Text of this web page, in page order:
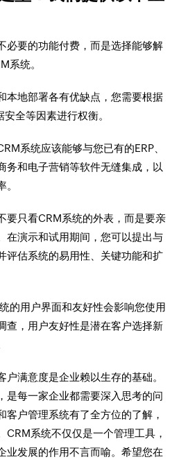
必要的功能付费，而是选择能够解
系统。
本地部署各有优缺点，您需要根据
全等因素进行权衡。
系统应该能够与您已有的ERP、
务和电子营销等软件无缝集成，以
要只看CRM系统的外表，而是要亲
在演示和试用期间，您可以提出与
评估系统的易用性、关键功能和扩
的用户界面和友好性会影响您使用
查，用户友好性是潜在客户选择新
户满意度是企业赖以生存的基础。
是每一家企业都需要深入思考的问
客户管理系统有了全方位的了解，
CRM系统不仅仅是一个管理工具，
业发展的作用不言而喻。希望您在